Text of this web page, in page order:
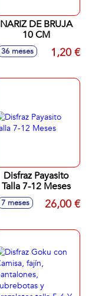
NARIZ DE BRUJA
10 CM
36 meses 1,20 €
Disfraz Payasito
Talla 7-12 Meses
7 meses 26,00 €